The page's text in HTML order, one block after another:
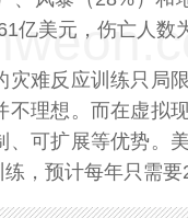
亿美元，伤亡人数
难反应训练只局
理想。而在虚拟
可扩展等优势。
，预计每年只需要